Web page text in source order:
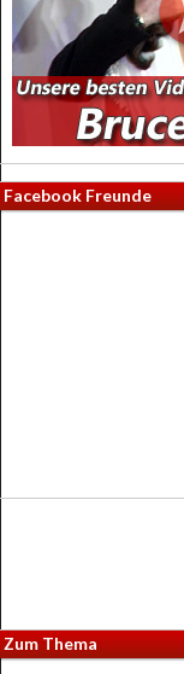
Facebook Freunde
Zum Thema